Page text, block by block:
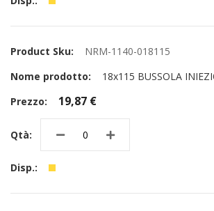
NRM-1140-018115
18x115 BUSSOLA
19,87 €